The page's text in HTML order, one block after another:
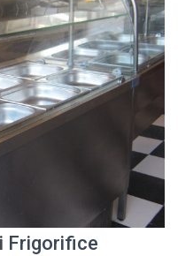
Frigorifice